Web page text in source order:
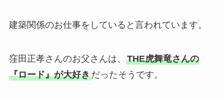
建築関係のお仕事をしていると言われています。
窪田正孝さんのお父さんは、 THE虎舞竜さんの
『ロード』が大好きだったそうです。